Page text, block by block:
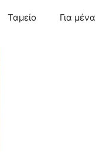
Ταμείο Για μένα